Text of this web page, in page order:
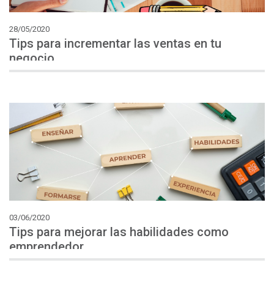
28/05/2020
Tips para incrementar las ventas en tu
negocio
03/06/2020
Tips para mejorar las habilidades como
emprendedor